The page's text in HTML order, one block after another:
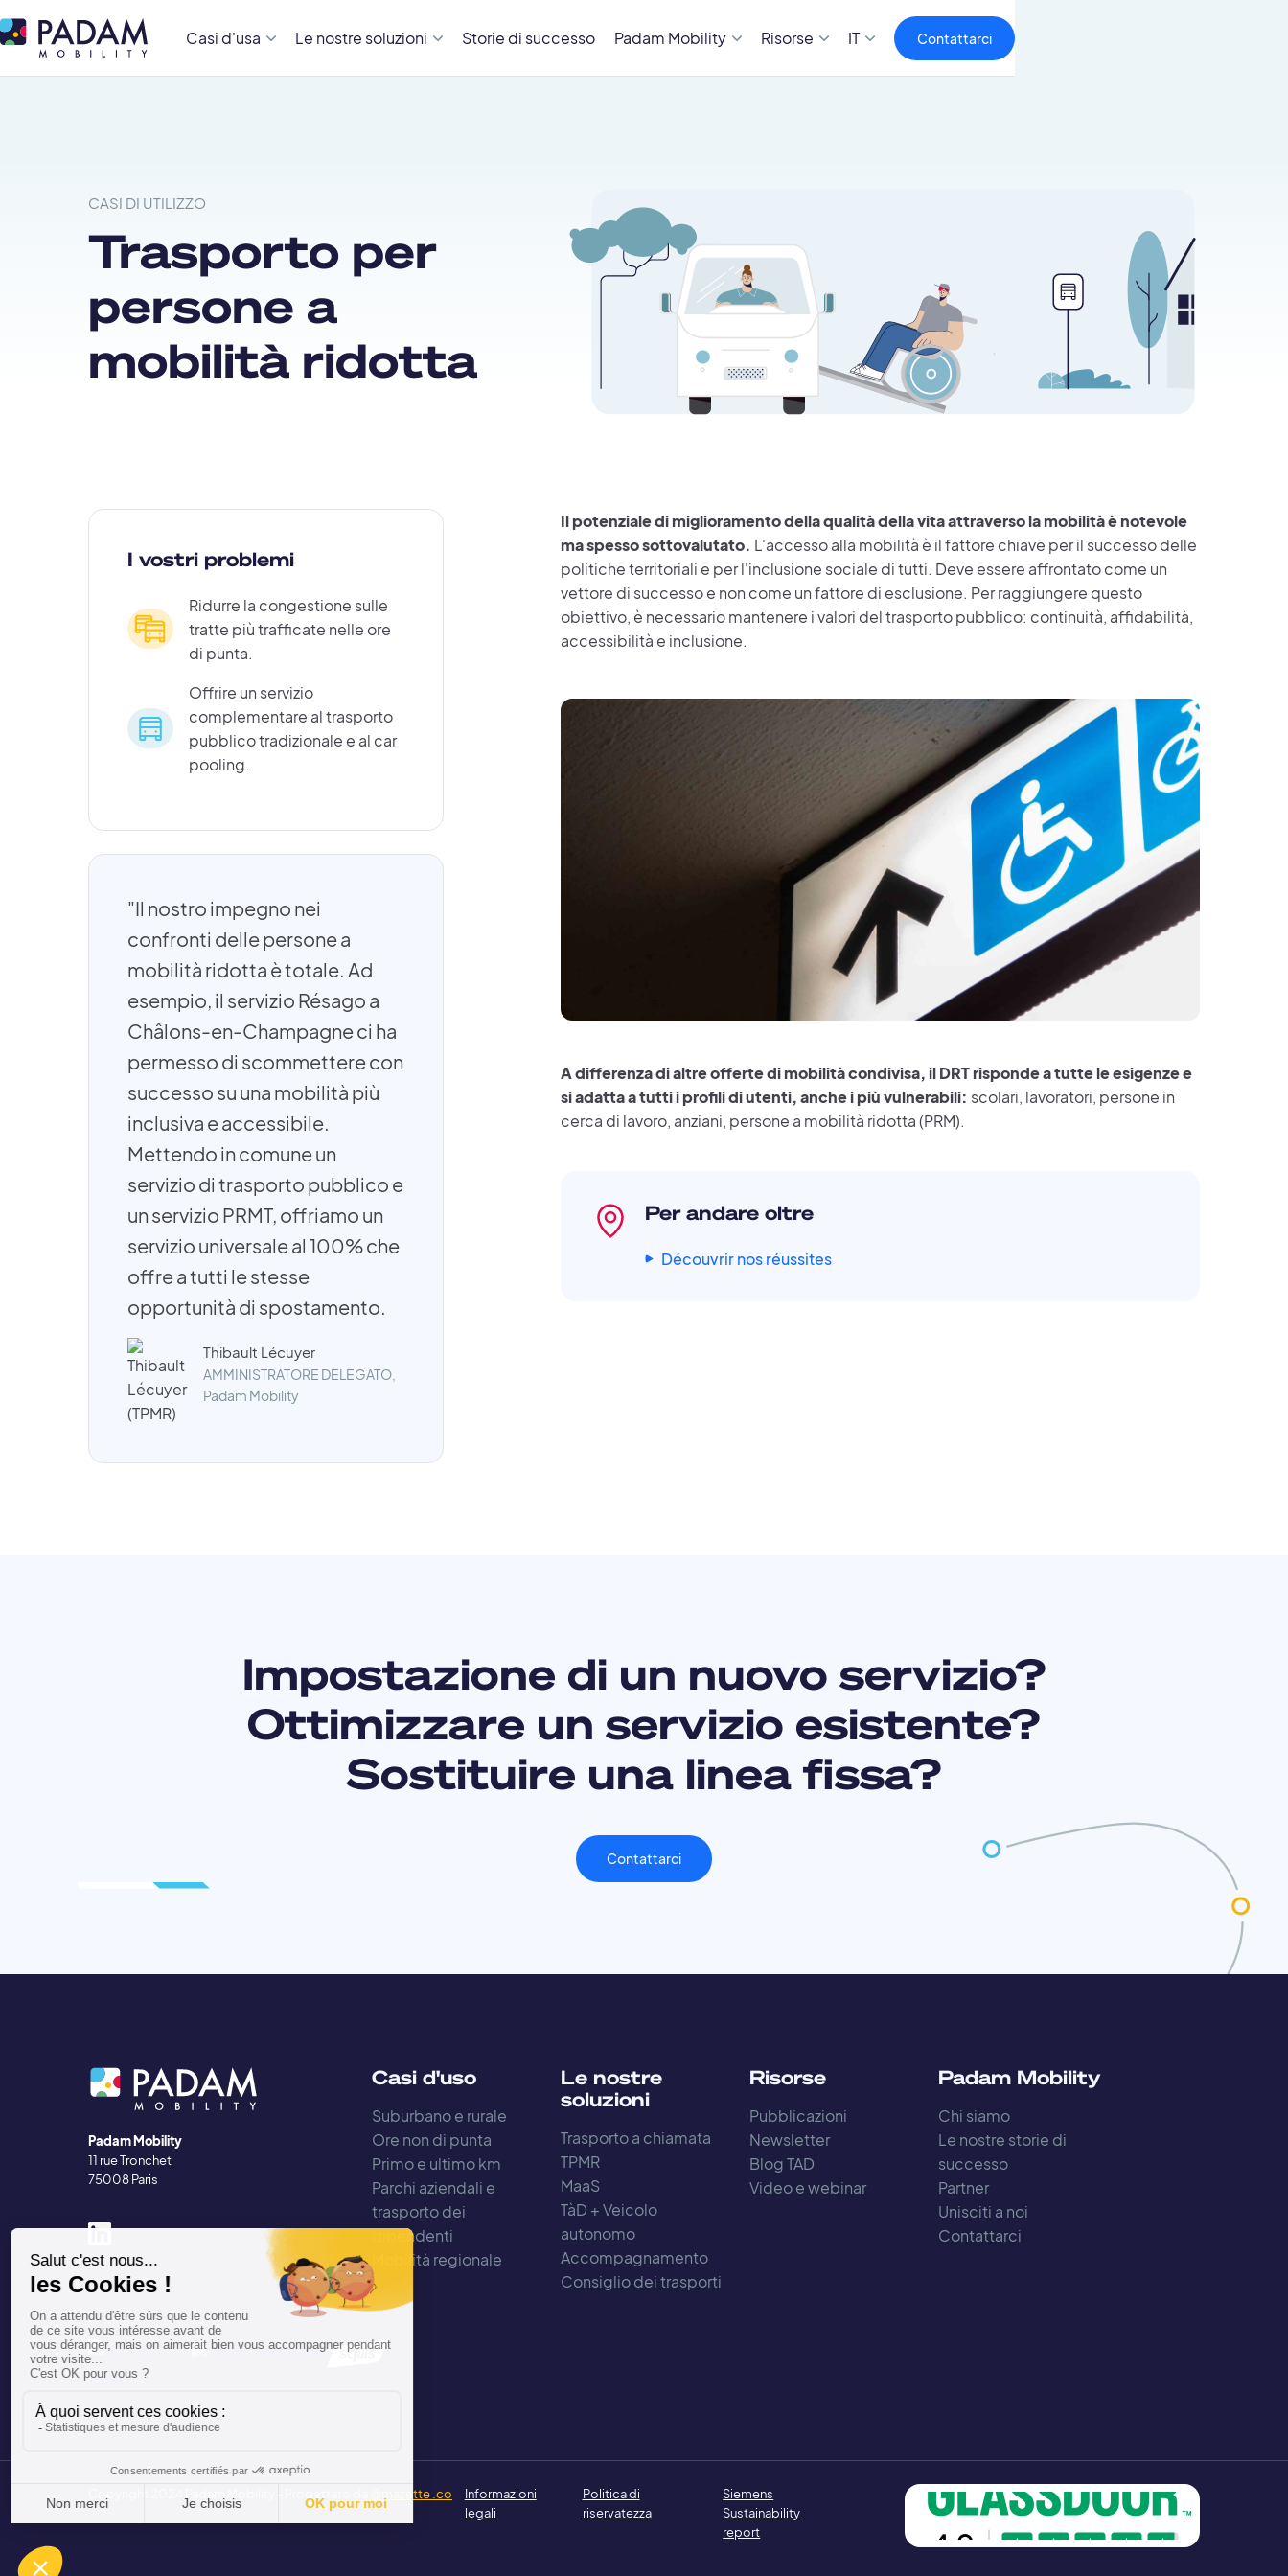
Casi d'usa Le nostre soluzioni Storie di successo Padam Mobility Risorse IT Contattarci
CASI DI UTILIZZO
Trasporto per
persone a
mobilità ridotta
I vostri problemi
Ridurre la congestione sulle
tratte più trafficate nelle ore
di punta.
Offrire un servizio
complementare al trasporto
pubblico tradizionale e al car
pooling.
"Il nostro impegno nei
confronti delle persone a
mobilità ridotta è totale. Ad
esempio, il servizio Résago a
Châlons-en-Champagne ci ha
permesso di scommettere con
successo su una mobilità più
inclusiva e accessibile.
Mettendo in comune un
servizio di trasporto pubblico e
un servizio PRMT, offriamo un
servizio universale al 100% che
offre a tutti le stesse
opportunità di spostamento.
Thibault Lécuyer
AMMINISTRATORE DELEGATO,
Padam Mobility
Il potenziale di miglioramento della qualità della vita attraverso la mobilità è notevole
ma spesso sottovalutato. L'accesso alla mobilità è il fattore chiave per il successo delle
politiche territoriali e per l'inclusione sociale di tutti. Deve essere affrontato come un
vettore di successo e non come un fattore di esclusione. Per raggiungere questo
obiettivo, è necessario mantenere i valori del trasporto pubblico: continuità, affidabilità,
accessibilità e inclusione.
A differenza di altre offerte di mobilità condivisa, il DRT risponde a tutte le esigenze e
si adatta a tutti i profili di utenti, anche i più vulnerabili: scolari, lavoratori, persone in
cerca di lavoro, anziani, persone a mobilità ridotta (PRM).
Per andare oltre
Découvrir nos réussites
Impostazione di un nuovo servizio?
Ottimizzare un servizio esistente?
Sostituire una linea fissa?
Contattarci
Padam Mobility
11 rue Tronchet
75008 Paris
Casi d'uso
Suburbano e rurale
Ore non di punta
Primo e ultimo km
Parchi aziendali e
trasporto dei
dipendenti
Mobilità regionale
Le nostre
soluzioni
Trasporto a chiamata
TPMR
MaaS
TàD + Veicolo
autonomo
Accompagnamento
Consiglio dei trasporti
Risorse
Pubblicazioni
Newsletter
Blog TAD
Video e webinar
Padam Mobility
Chi siamo
Le nostre storie di
successo
Partner
Unisciti a noi
Contattarci
@mazette .co
Informazioni
legali
Politica di
riservatezza
Siemens
Sustainability
report